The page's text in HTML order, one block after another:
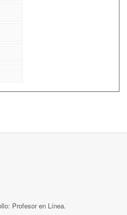
Profesor en Línea.